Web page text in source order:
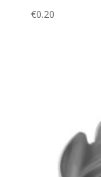
€0.20